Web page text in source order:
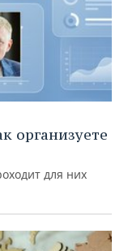
организуете
для них